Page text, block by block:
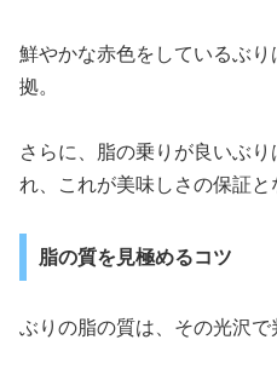
鮮やかな赤色をしているぶ
拠。
さらに、脂の乗りが良いぶ
れ、これが美味しさの保証と
脂の質を見極めるコツ
ぶりの脂の質は、その光沢で